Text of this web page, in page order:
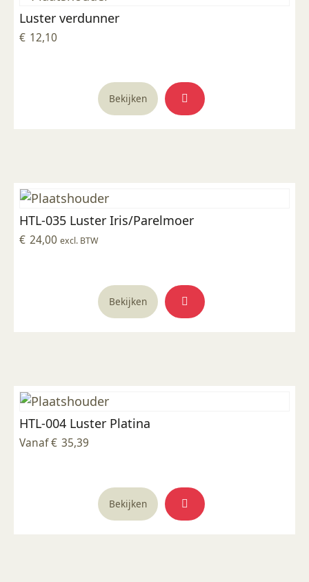
productpagina
Luster verdunner
€ 12,10
Bekijken
Dit
product
heeft
gekozen
productpagina
HTL-035 Luster Iris/Parelmoer
€ 24,00 excl. BTW
Bekijken
HTL-004 Luster Platina
Vanaf€ 35,39
Bekijken
Dit
product
heeft